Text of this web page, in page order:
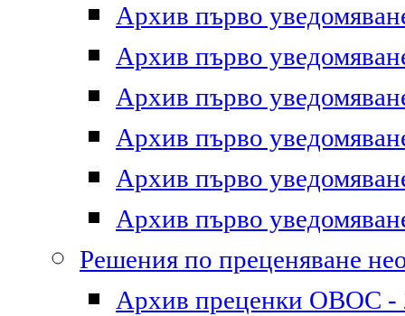
Архив първо
Архив първо
Архив първо
Архив първо
Архив първо
Архив първо
Решения по преценяване
Архив преценки ОВОС -